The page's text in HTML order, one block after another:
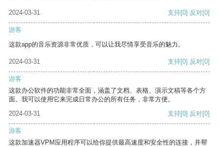
2024-03-31 支持[0] 反对[0]
游客
这款app的音乐资源非常优质，可以让我尽情享受音乐的魅力。
2024-03-31 支持[0] 反对[0]
游客
这款办公软件的功能非常全面，涵盖了文档、表格、演示文稿等各个方
面。我可以使用它来完成日常办公的所有任务，非常方便。
2024-03-31
支持[0] 反对[0]
游客
这款加速器VPM应用程序可以给你提供最高速度和安全性的连接，并帮